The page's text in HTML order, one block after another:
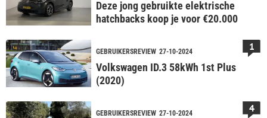
Deze jong gebruikte elektrische
hatchbacks koop je voor €20.000
GEBRUIKERSREVIEW 27-10-2024
Volkswagen ID.3 58kWh 1st Plus
(2020)
1
GEBRUIKERSREVIEW 27-10-2024 4